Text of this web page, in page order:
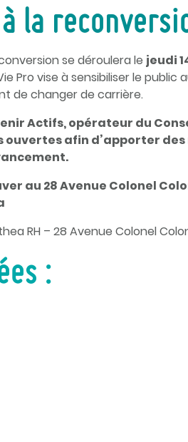
la
se déroulera le jeudi
Pro vise à sensibiliser le
de changer de carrière.
Actifs, opérateur du
afin d’apporter
au 28 Avenue Colonel
RH – 28 Avenue Colonel
: